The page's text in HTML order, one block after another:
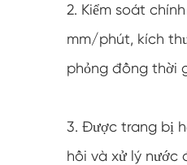
2. Kiểm soát
mm/phút, kích
phỏng đồng thời
3. Được trang bị
hồi và xử lý nước